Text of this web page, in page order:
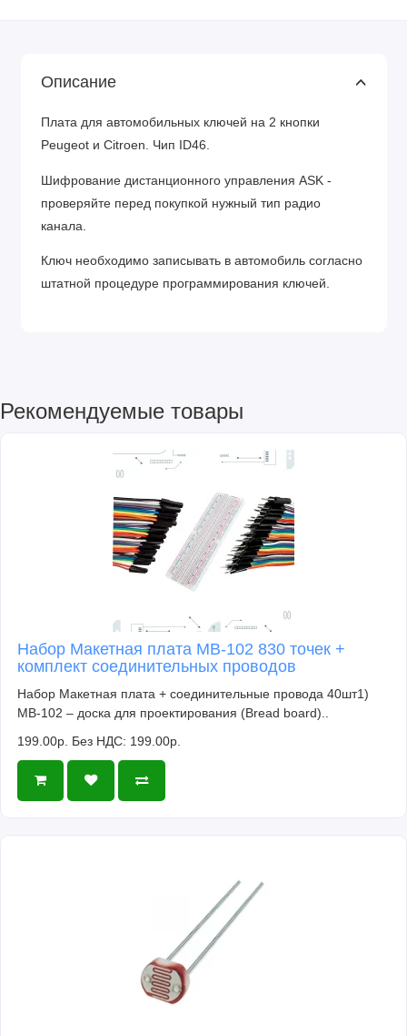
Описание
Плата для автомобильных ключей на 2 кнопки
Peugeot и Citroen. Чип ID46.
Шифрование дистанционного управления ASK -
проверяйте перед покупкой нужный тип радио
канала.
Ключ необходимо записывать в автомобиль согласно
штатной процедуре программирования ключей.
Рекомендуемые товары
Набор Макетная плата MB-102 830 точек +
комплект соединительных проводов
Набор Макетная плата + соединительные провода 40шт1)
MB-102 – доска для проектирования (Bread board)..
199.00р. Без НДС: 199.00р.